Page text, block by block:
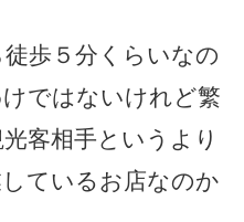
歩５分くらいなの
ではないけれど繁
客相手というより
ているお店なのか